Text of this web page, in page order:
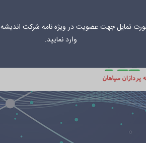
info@aps-
031-33034
تمایل جهت عضویت در ویژه نامه شرکت اندیشه
وارد نمایید.